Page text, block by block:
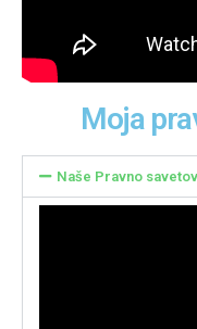
Moja
Naše Pravno